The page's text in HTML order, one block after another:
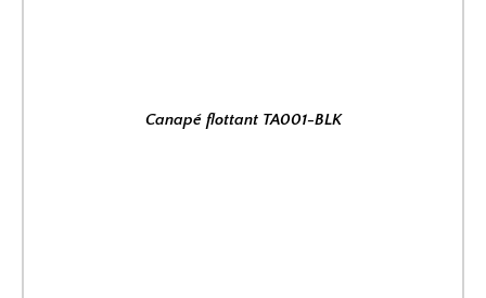
Canapé flottant TA001-BLK